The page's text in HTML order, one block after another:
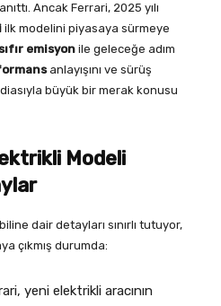
Ancak Ferrari, 2025 yılı
ilk modelini piyasaya sürmeye
sıfır emisyon ile geleceğe adım
anlayışını ve sürüş
büyük bir merak konusu
Modeli
dair detayları sınırlı tutuyor,
çıkmış durumda:
yeni elektrikli aracının